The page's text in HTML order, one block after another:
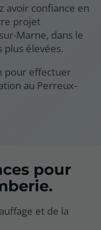
avoir confiance en
projet
Marne, dans le
élevées.
pour effectuer
au Perreux-
pour
et de la